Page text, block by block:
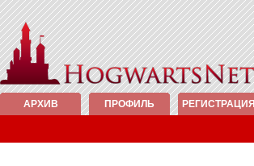
АРХИВ ПРОФИЛЬ РЕГИСТРАЦИЯ